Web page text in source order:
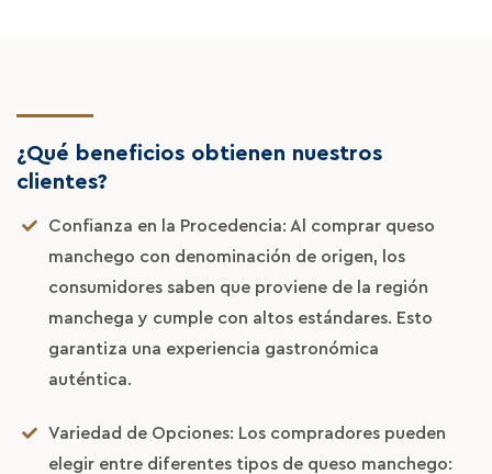
La Ferme
Boutique Online
¿Qué beneficios obtienen nuestros
clientes?
Confianza en la Procedencia: Al comprar queso
manchego con denominación de origen, los
consumidores saben que proviene de la región
manchega y cumple con altos estándares. Esto
garantiza una experiencia gastronómica
auténtica.
Variedad de Opciones: Los compradores pueden
elegir entre diferentes tipos de queso manchego: